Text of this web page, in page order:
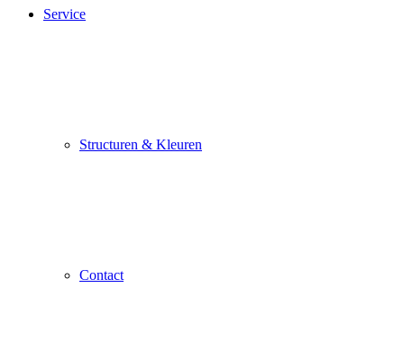
Service
Structuren & Kleuren
Contact